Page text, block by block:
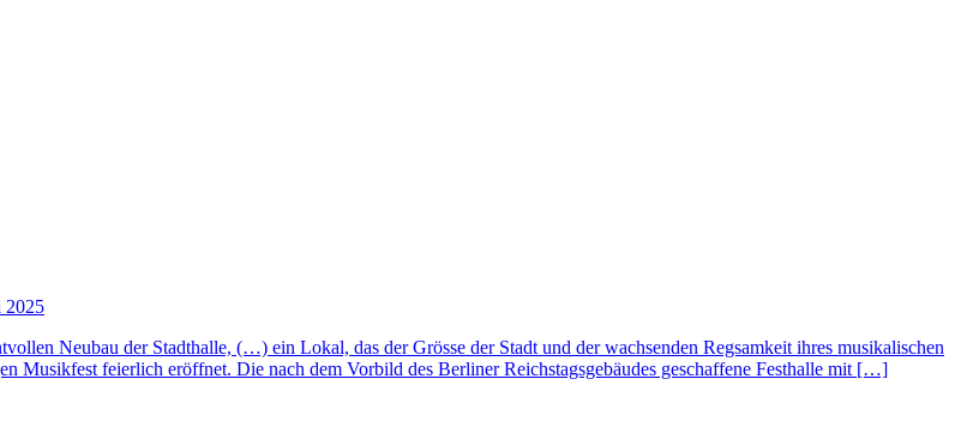
2025
Neubau der Stadthalle, (…) ein Lokal, das der Grösse der Stadt und der wachsenden Regsamkeit ihres musikalischen
Musikfest feierlich eröffnet. Die nach dem Vorbild des Berliner Reichstagsgebäudes geschaffene Festhalle mit […]